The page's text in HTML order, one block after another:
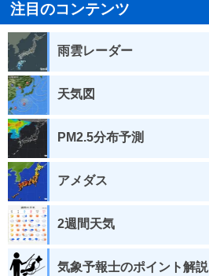
注目のコンテンツ
雨雲レーダー
天気図
PM2.5分布予測
アメダス
2週間天気
気象予報士のポイント解説